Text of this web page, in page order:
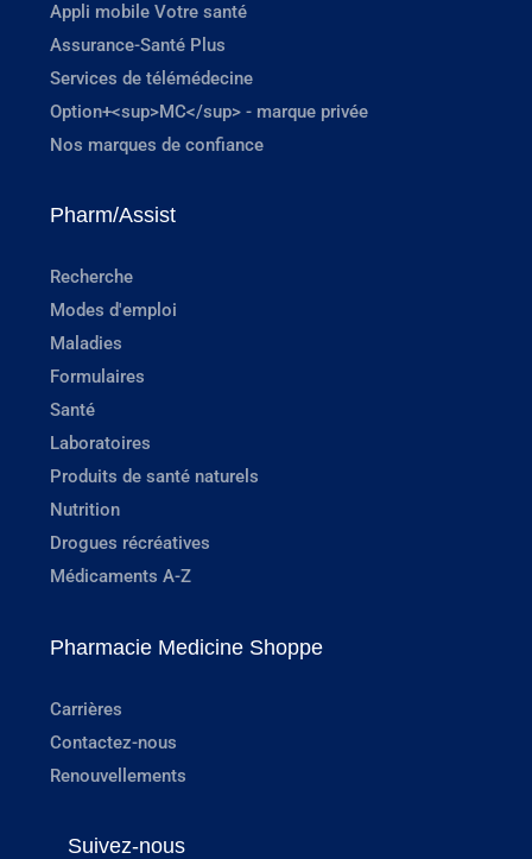
Appli mobile Votre santé
Assurance-Santé Plus
Services de télémédecine
Option+<sup>MC</sup> - marque privée
Nos marques de confiance
Pharm/Assist
Recherche
Modes d'emploi
Maladies
Formulaires
Santé
Laboratoires
Produits de santé naturels
Nutrition
Drogues récréatives
Médicaments A-Z
Pharmacie Medicine Shoppe
Carrières
Contactez-nous
Renouvellements
Suivez-nous